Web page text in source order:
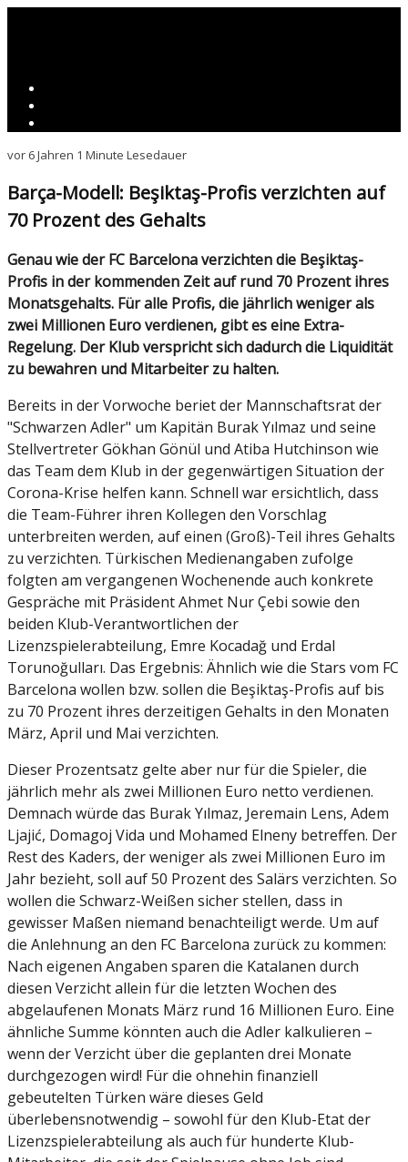
vor 6 Jahren 1 Minute Lesedauer
Barça-Modell: Beşiktaş-Profis verzichten auf
70 Prozent des Gehalts
Genau wie der FC Barcelona verzichten die Beşiktaş-
Profis in der kommenden Zeit auf rund 70 Prozent ihres
Monatsgehalts. Für alle Profis, die jährlich weniger als
zwei Millionen Euro verdienen, gibt es eine Extra-
Regelung. Der Klub verspricht sich dadurch die Liquidität
zu bewahren und Mitarbeiter zu halten.
Bereits in der Vorwoche beriet der Mannschaftsrat der
"Schwarzen Adler" um Kapitän Burak Yılmaz und seine
Stellvertreter Gökhan Gönül und Atiba Hutchinson wie
das Team dem Klub in der gegenwärtigen Situation der
Corona-Krise helfen kann. Schnell war ersichtlich, dass
die Team-Führer ihren Kollegen den Vorschlag
unterbreiten werden, auf einen (Groß)-Teil ihres Gehalts
zu verzichten. Türkischen Medienangaben zufolge
folgten am vergangenen Wochenende auch konkrete
Gespräche mit Präsident Ahmet Nur Çebi sowie den
beiden Klub-Verantwortlichen der
Lizenzspielerabteilung, Emre Kocadağ und Erdal
Torunoğulları. Das Ergebnis: Ähnlich wie die Stars vom FC
Barcelona wollen bzw. sollen die Beşiktaş-Profis auf bis
zu 70 Prozent ihres derzeitigen Gehalts in den Monaten
März, April und Mai verzichten.
Dieser Prozentsatz gelte aber nur für die Spieler, die
jährlich mehr als zwei Millionen Euro netto verdienen.
Demnach würde das Burak Yılmaz, Jeremain Lens, Adem
Ljajić, Domagoj Vida und Mohamed Elneny betreffen. Der
Rest des Kaders, der weniger als zwei Millionen Euro im
Jahr bezieht, soll auf 50 Prozent des Salärs verzichten. So
wollen die Schwarz-Weißen sicher stellen, dass in
gewisser Maßen niemand benachteiligt werde. Um auf
die Anlehnung an den FC Barcelona zurück zu kommen:
Nach eigenen Angaben sparen die Katalanen durch
diesen Verzicht allein für die letzten Wochen des
abgelaufenen Monats März rund 16 Millionen Euro. Eine
ähnliche Summe könnten auch die Adler kalkulieren –
wenn der Verzicht über die geplanten drei Monate
durchgezogen wird! Für die ohnehin finanziell
gebeutelten Türken wäre dieses Geld
überlebensnotwendig – sowohl für den Klub-Etat der
Lizenzspielerabteilung als auch für hunderte Klub-